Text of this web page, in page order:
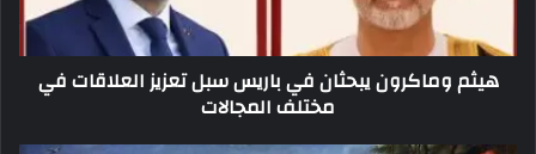
هيثم وماكرون يبحثان في باريس سبل تعزيز العلاقات في
مختلف المجالات